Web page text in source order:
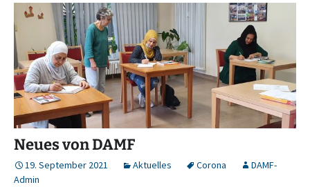
Neues von DAMF
19. September 2021 Aktuelles Corona
DAMF-
Admin